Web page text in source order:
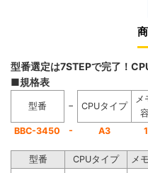
型番選定は7STEPで完了！
■規格表
型番 − CPUタイプ
メ
BBC-3450
- A3
型番 CPUタイプ メ